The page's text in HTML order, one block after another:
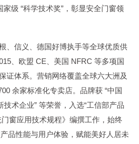
家级 “科学技术奖”，彰显安全门窗领
、信义、德国好博执手等全球优质供
、欧盟 CE、美国 NFRC 等多项国
证体系。营销网络覆盖全球六大洲及
余家标准化专卖店。品牌获 “中国
技术企业” 等荣誉，入选“工信部产品
窗应用技术规程》编撰工作，始终
产品性能与用户体验，赋能美好人居未